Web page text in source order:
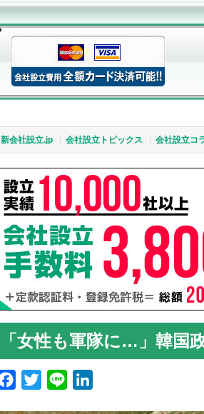
新会社設立.jp 会社設立トピックス 会社設立コ
「女性も軍隊に…」韓国
Facebook
Twitter Line